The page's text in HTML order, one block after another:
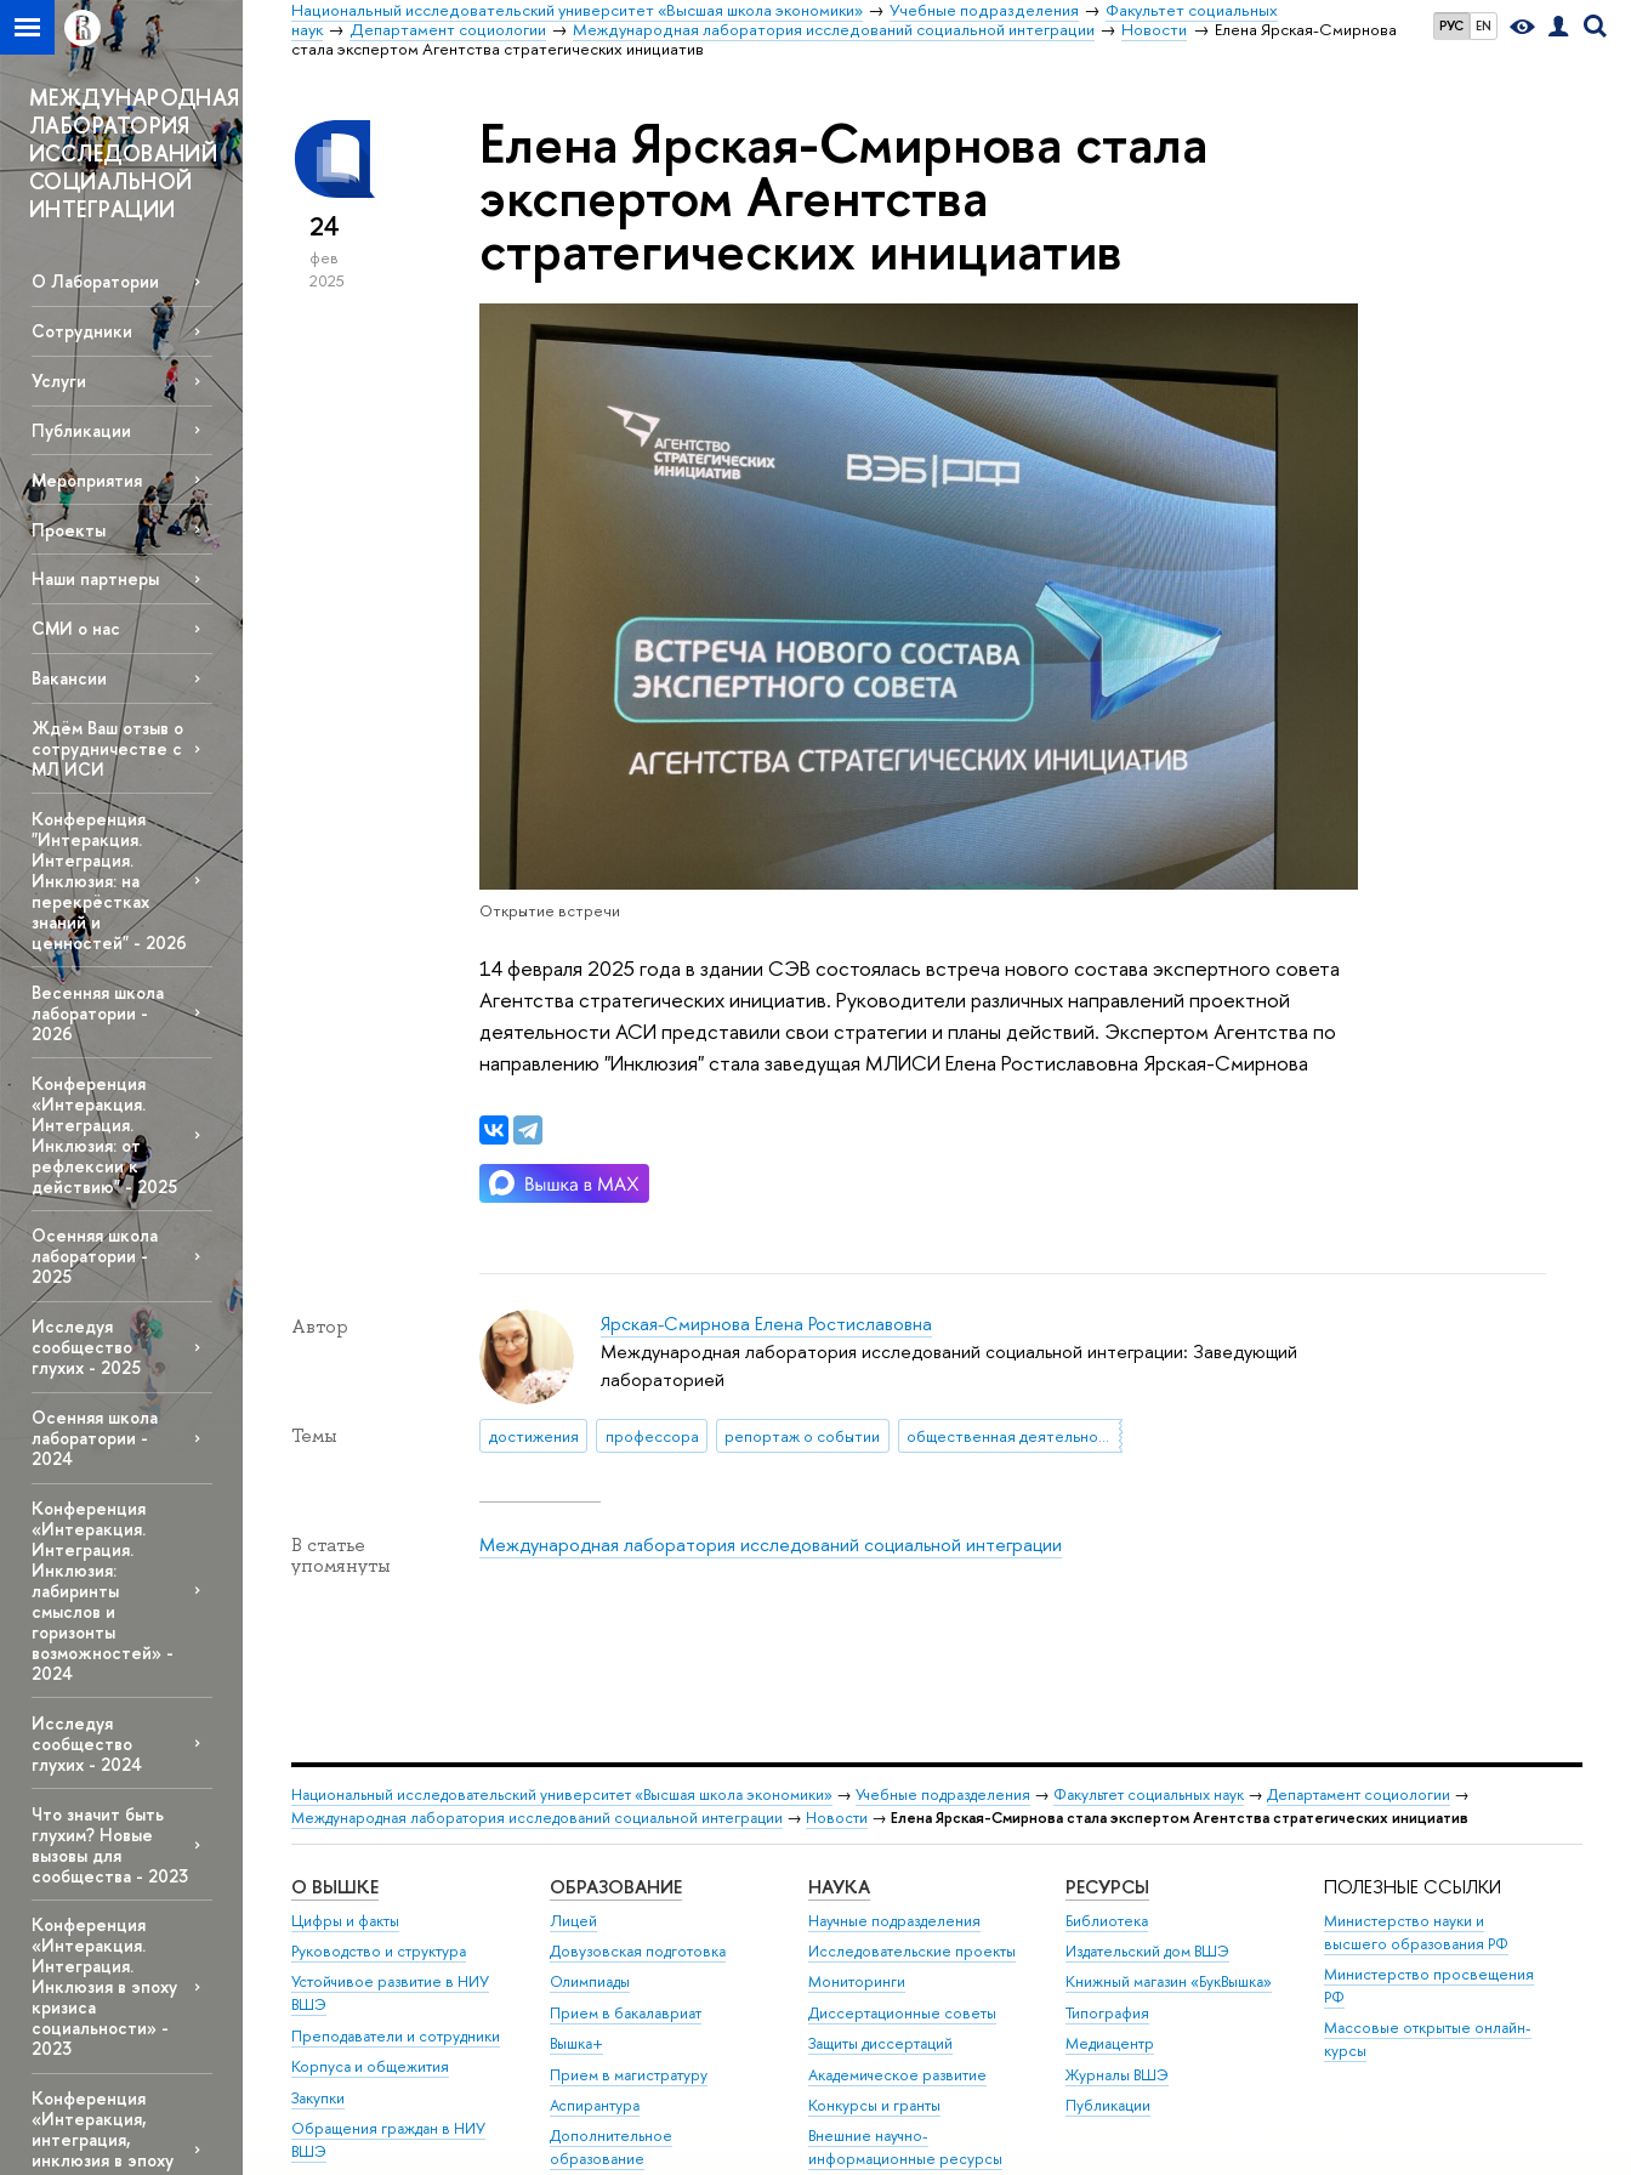
РУС EN
Национальный исследовательский университет «Высшая школа экономики» Учебные подразделения
Факультет социальных
наук
Департамент социологии Международная лаборатория исследований социальной интеграции Новости
Елена Ярская-Смирнова
стала экспертом Агентства стратегических инициатив
МЕЖДУНАРОДНАЯ
ЛАБОРАТОРИЯ
ИССЛЕДОВАНИЙ
СОЦИАЛЬНОЙ
ИНТЕГРАЦИИ
О Лаборатории
Сотрудники
Услуги
Публикации
Мероприятия
Проекты
Наши партнеры
СМИ о нас
Вакансии
Ждём Ваш отзыв о
сотрудничестве с
МЛ ИСИ
Конференция
"Интеракция.
Интеграция.
Инклюзия: на
перекрёстках
знаний и
ценностей" - 2026
Весенняя школа
лаборатории -
2026
Конференция
«Интеракция.
Интеграция.
Инклюзия: от
рефлексии к
действию" - 2025
Осенняя школа
лаборатории -
2025
Исследуя
сообщество
глухих - 2025
Осенняя школа
лаборатории -
2024
Конференция
«Интеракция.
Интеграция.
Инклюзия:
лабиринты
смыслов и
горизонты
возможностей» -
2024
Исследуя
сообщество
глухих - 2024
Что значит быть
глухим? Новые
вызовы для
сообщества - 2023
Конференция
«Интеракция.
Интеграция.
Инклюзия в эпоху
кризиса
социальности» -
2023
Конференция
«Интеракция,
интеграция,
инклюзия в эпоху
24
фев
2025
Елена Ярская-Смирнова стала
экспертом Агентства
стратегических инициатив
Открытие встречи
14 февраля 2025 года в здании СЭВ состоялась встреча нового состава экспертного совета
Агентства стратегических инициатив. Руководители различных направлений проектной
деятельности АСИ представили свои стратегии и планы действий. Экспертом Агентства по
направлению "Инклюзия" стала заведущая МЛИСИ Елена Ростиславовна Ярская-Смирнова
Автор
Ярская-Смирнова Елена Ростиславовна
Международная лаборатория исследований социальной интеграции: Заведующий
лабораторией
Темы достижения профессора репортаж о событии общественная деятельность
В статье
упомянуты
Международная лаборатория исследований социальной интеграции
Национальный исследовательский университет «Высшая школа экономики» → Учебные подразделения → Факультет социальных наук → Департамент социологии →
Международная лаборатория исследований социальной интеграции → Новости → Елена Ярская-Смирнова стала экспертом Агентства стратегических инициатив
О ВЫШКЕ
Цифры и факты
Руководство и структура
Устойчивое развитие в НИУ
ВШЭ
Преподаватели и сотрудники
Корпуса и общежития
Закупки
Обращения граждан в НИУ
ВШЭ
ОБРАЗОВАНИЕ
Лицей
Довузовская подготовка
Олимпиады
Прием в бакалавриат
Вышка+
Прием в магистратуру
Аспирантура
Дополнительное
образование
НАУКА
Научные подразделения
Исследовательские проекты
Мониторинги
Диссертационные советы
Защиты диссертаций
Академическое развитие
Конкурсы и гранты
Внешние научно-
информационные ресурсы
РЕСУРСЫ
Библиотека
Издательский дом ВШЭ
Книжный магазин «БукВышка»
Типография
Медиацентр
Журналы ВШЭ
Публикации
ПОЛЕЗНЫЕ ССЫЛКИ
Министерство науки и
высшего образования РФ
Министерство просвещения
РФ
Массовые открытые онлайн-
курсы